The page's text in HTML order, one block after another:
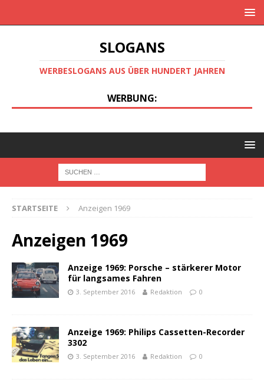
SLOGANS
WERBESLOGANS AUS ÜBER HUNDERT JAHREN
WERBUNG:
STARTSEITE Anzeigen 1969
Anzeigen 1969
Anzeige 1969: Porsche – stärkerer Motor
für langsames Fahren
3. September 2016 Redaktion 0
Anzeige 1969: Philips Cassetten-Recorder
3302
3. September 2016 Redaktion 0